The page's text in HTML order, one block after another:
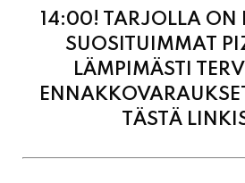
LÄMPIMÄSTI
TÄSTÄ